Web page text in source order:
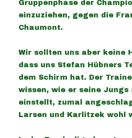
Gruppenphase der
einzuziehen, gegen die
Chaumont.
Wir sollten uns aber keine
dass uns Stefan Hübners
dem Schirm hat. Der
wissen, wie er seine Jungs
einstellt, zumal
Larsen und Karlitzek wohl